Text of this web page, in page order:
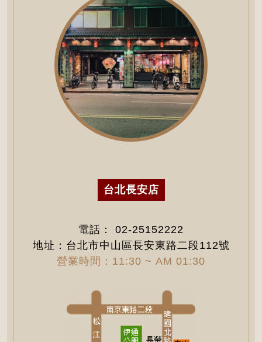
台北長安店
電話： 02-25152222
地址：台北市中山區長安東路二段112號
營業時間：11:30 ~ AM 01:30